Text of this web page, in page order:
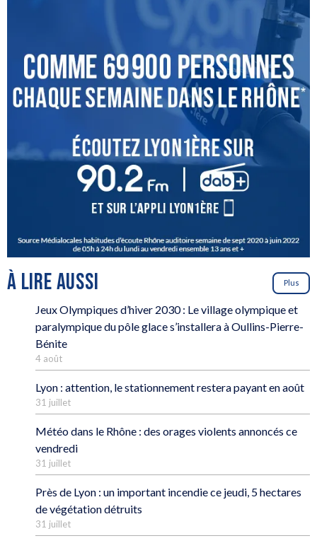
À LIRE AUSSI Plus
Jeux Olympiques d’hiver 2030 : Le village olympique et
paralympique du pôle glace s’installera à Oullins-Pierre-
Bénite
4 août
Lyon : attention, le stationnement restera payant en août
31 juillet
Météo dans le Rhône : des orages violents annoncés ce
vendredi
31 juillet
Près de Lyon : un important incendie ce jeudi, 5 hectares
de végétation détruits
31 juillet